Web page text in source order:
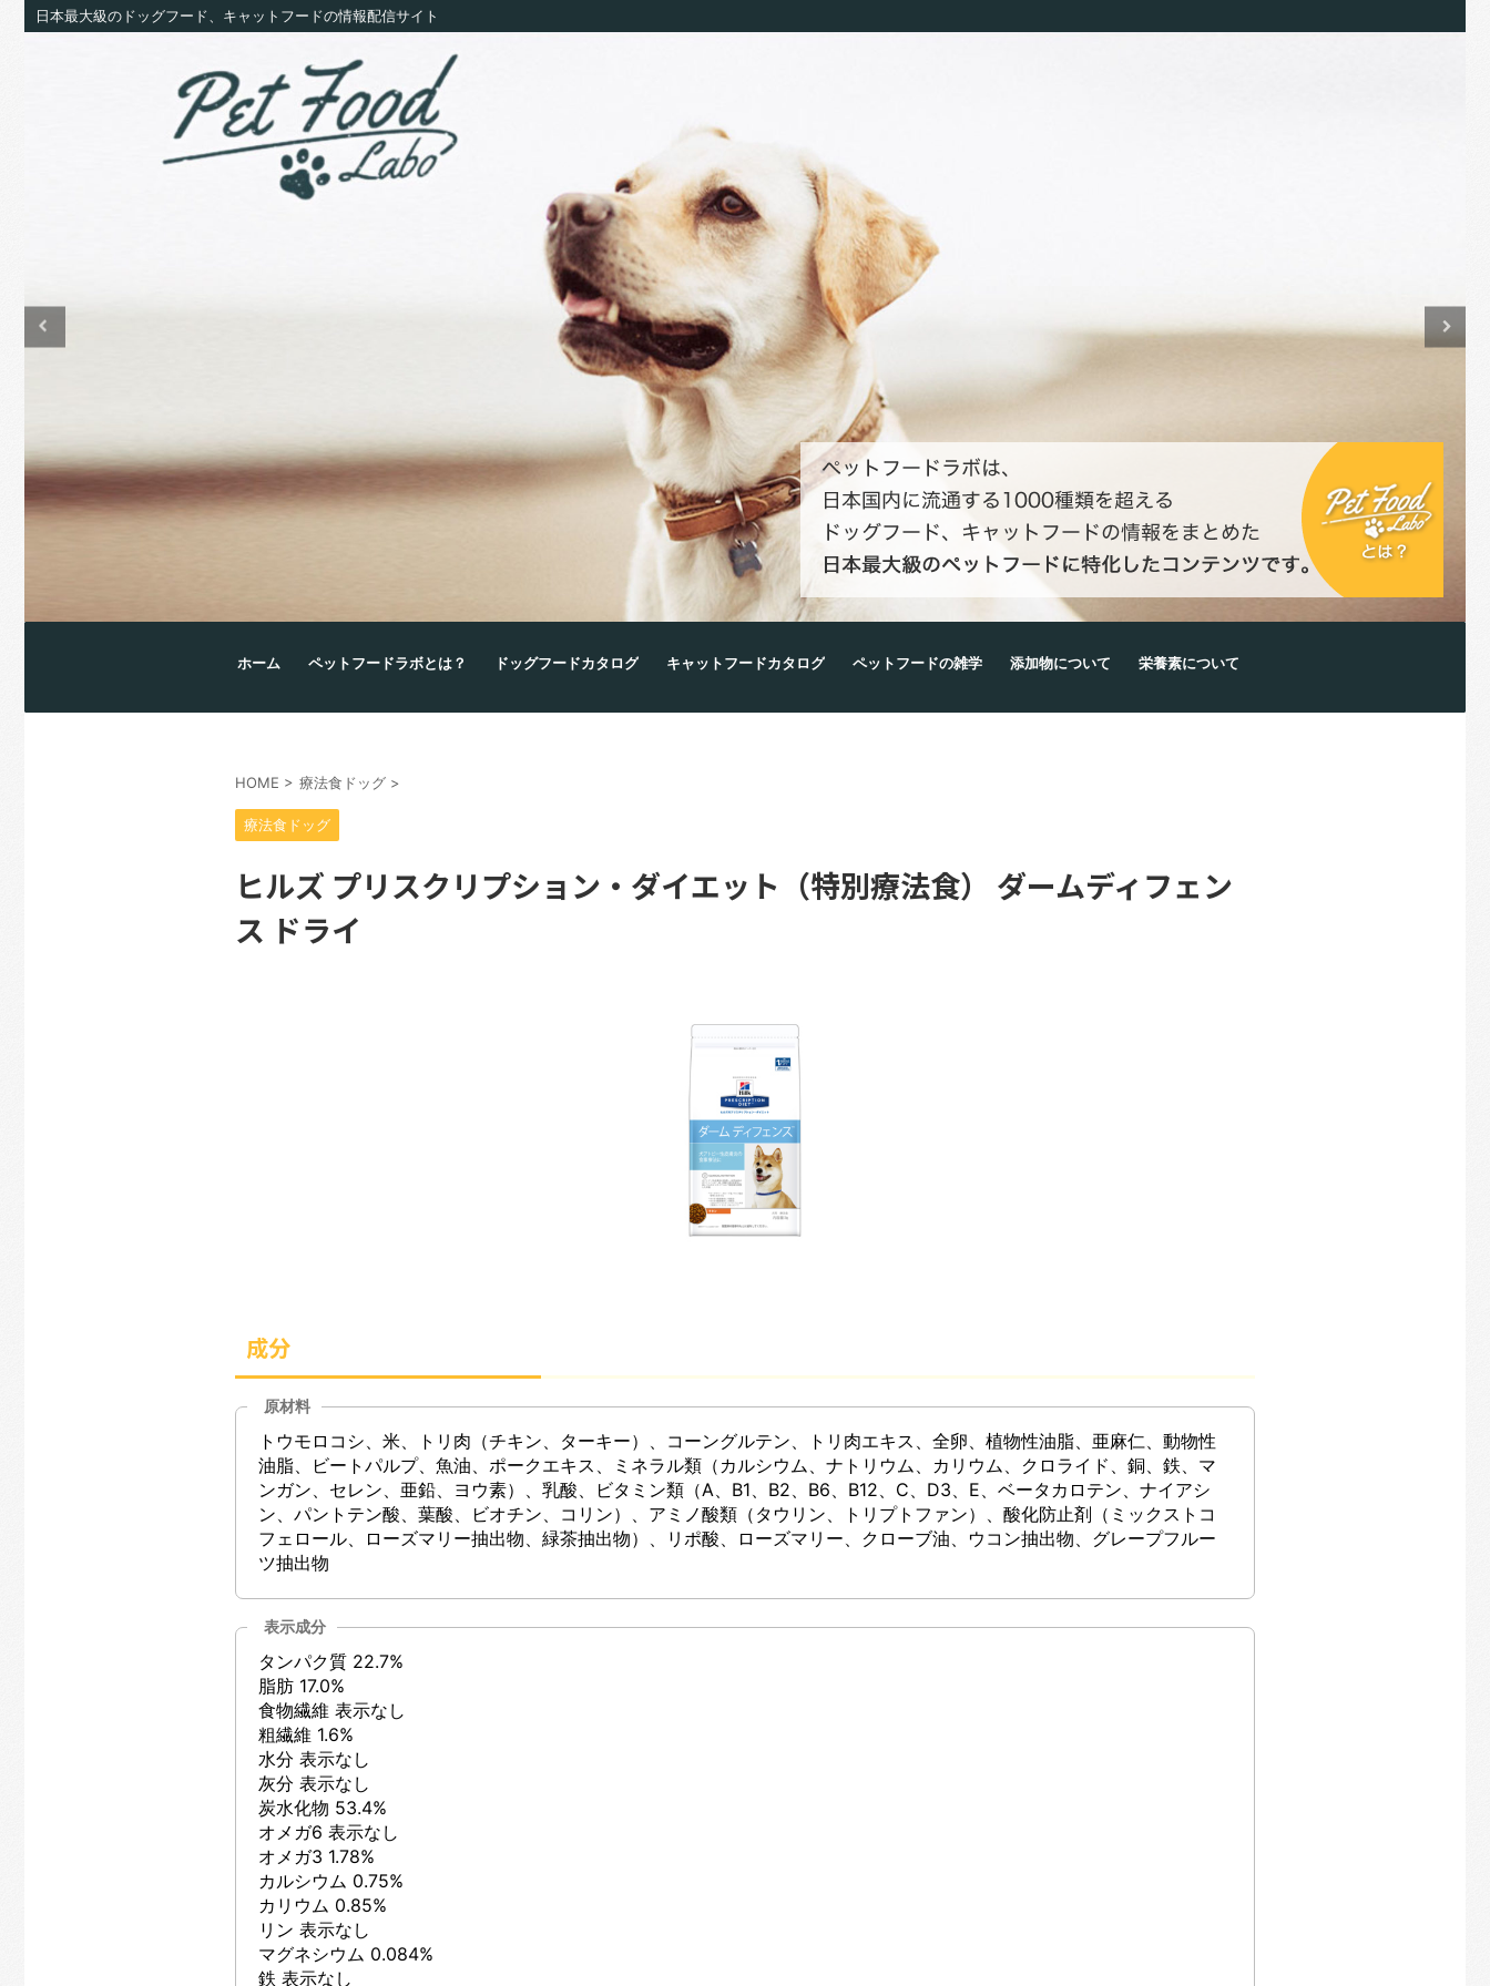
日本最大級のドッグフード、キャットフードの情報配信サイト
ホーム ペットフードラボとは？ ドッグフードカタログ キャットフードカタログ ペットフードの雑学 添加物について 栄養素について
HOME > 療法食ドッグ >
療法食ドッグ
ヒルズ プリスクリプション・ダイエット（特別療法食） ダームディフェン
ス ドライ
成分
原材料
トウモロコシ、米、トリ肉（チキン、ターキー）、コーングルテン、トリ肉エキス、全卵、植物性油脂、亜麻仁、動物性
油脂、ビートパルプ、魚油、ポークエキス、ミネラル類（カルシウム、ナトリウム、カリウム、クロライド、銅、鉄、マ
ンガン、セレン、亜鉛、ヨウ素）、乳酸、ビタミン類（A、B1、B2、B6、B12、C、D3、E、ベータカロテン、ナイアシ
ン、パントテン酸、葉酸、ビオチン、コリン）、アミノ酸類（タウリン、トリプトファン）、酸化防止剤（ミックストコ
フェロール、ローズマリー抽出物、緑茶抽出物）、リポ酸、ローズマリー、クローブ油、ウコン抽出物、グレープフルー
ツ抽出物
表示成分
タンパク質 22.7%
脂肪 17.0%
食物繊維 表示なし
粗繊維 1.6%
水分 表示なし
灰分 表示なし
炭水化物 53.4%
オメガ6 表示なし
オメガ3 1.78%
カルシウム 0.75%
カリウム 0.85%
リン 表示なし
マグネシウム 0.084%
鉄 表示なし